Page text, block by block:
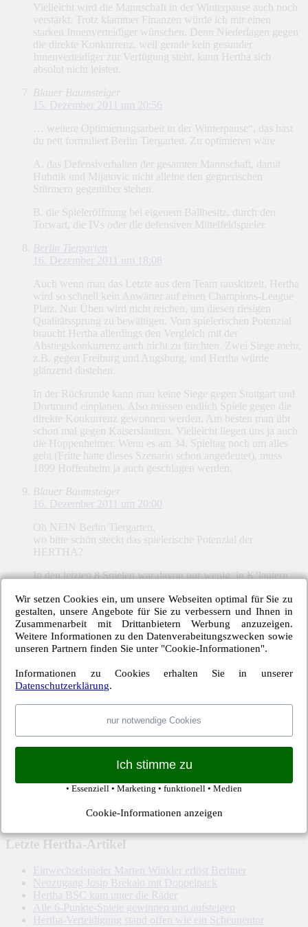
Vielleicht wird die Mannschaft in der Winterpause auch noch
verstärkt. Trotz klammer Finanzen würde ich mir einen
starken Innenverteidiger wünschen. Denn Niederlagen gegen
die direkte Konkurrenz, weil gerade kein gesunder
Innenverteidiger zur Verfügung steht, kann Hertha sich
absolut nicht leisten.
Blauer Baumsteiger
15. Dezember 2011 um 20:56
… weitere Optimierungsarbeit in der Winterpause“, das hast
du nett formuliert Berlin Tiergarten. Zu optimieren wäre
A. das Defensiverhalten der gesamten Mannschaft, damit
Hubnik und Mijatovic nicht alleine den gegnerischen
Stürmern gegenüber stehen.
B. die Spieleröffnung bei eigenem Ballbesitz, durch den
Torwart, die IVs oder die defensiven Mittelfeldspieler.
Berlin Tiergarten
16. Dezember 2011 um 18:08
Auch wenn man das Letzte aus dem Team rauskitzelt, Hertha
wird so schnell kein Anwärter auf einen Champions-League
Platz. Nur Üben wird nicht reichen, um diesen riesigen
Qualitätssprung zu bewältigen. Vom spielerischen Potenzial
braucht Hertha allerdings den Vergleich mit der
Abstiegskonkurrenz auch nicht zu fürchten. Zwei Siege mehr,
z.B. gegen Freiburg und Augsburg, und Hertha würde
glänzend dastehen.
In der Rückrunde kann man keine Siege gegen Stuttgart und
Dortmund einplanen. Also müssen endlich Spiele gegen die
direkte Konkurrenz gewonnen werden. Am besten man übt
schon mal gegen Kaiserslautern. Vielleicht liegen uns ja auch
die Hoppenheimer. Wenn es am 34. Spieltag noch um alles
geht (Fritte hatte dieses Szenario schon angedeutet), muss
1899 Hoffenheim ja auch geschlagen werden.
Blauer Baumsteiger
16. Dezember 2011 um 20:00
Oh NEIN Berlin Tiergarten,
wo bitte schön steckt das spielerische Potenzial der
HERTHA?
In den letzten 8 Spielen war davon nur wenig, in K’lautern
Mannschaft ihr Potenzial für die erste Liga nicht ausreichend
ab.
Berlin Tiergarten
16. Dezember 2011 um 20:20
Ist teilweise schon wahr, Blauer Baumsteiger. Insbesondere
das Gekicke in Kaiserslautern war ein ruhmloser Tiefpunkt.
profitierten und eine klaren Sieg rausschossen, war schon
glücklich. Hoffentlich präsentiert sich Kaiserslautern im Pokal
genauso schwach. Dann steht Hertha im Viertelfinale.
Kaiserslautern, 3 Tore in Wolfsburg, … so unterirdisch sind
die Leistungen nicht.
Nächster Beitrag →
Letzte Hertha-Artikel
Einwechselspieler Marten Winkler erlöst Berliner
Neuzugang Josip Brekalo mit Doppelpack
Hertha BSC kam unter die Räder
Alle 6-Punkte-Spiele gewinnen und aufsteigen
Hertha-Verteidigung stand offen wie ein Scheunentor
Wir setzen Cookies ein, um unsere Webseiten optimal für Sie zu
gestalten, unsere Angebote für Sie zu verbessern und Ihnen in
Zusammenarbeit mit Drittanbietern Werbung anzuzeigen.
Weitere Informationen zu den Datenverabeitungszwecken sowie
unseren Partnern finden Sie unter "Cookie-Informationen".
Informationen zu Cookies erhalten Sie in unserer
Datenschutzerklärung.
nur notwendige Cookies
Ich stimme zu
• Essenziell • Marketing • funktionell • Medien
Cookie-Informationen anzeigen